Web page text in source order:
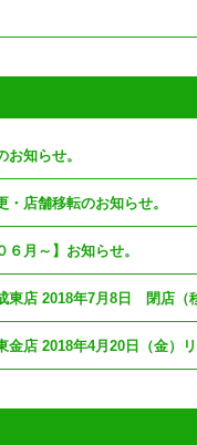
お知らせ。
・店舗移転のお知らせ。
６月～】お知らせ。
東店 2018年7月8日 閉店（
金店 2018年4月20日（金）